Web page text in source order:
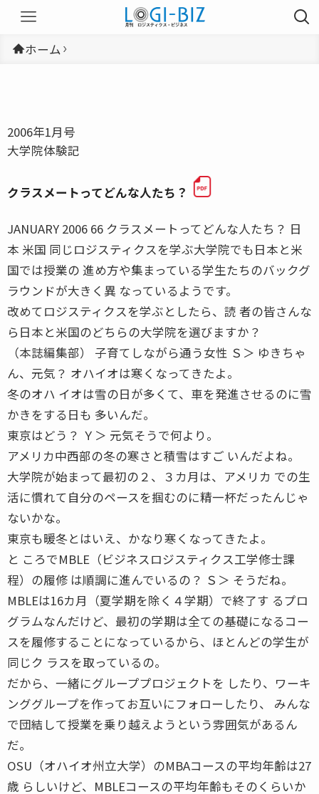
ホーム
2006年1月号
大学院体験記
クラスメートってどんな人たち？
JANUARY 2006 66 クラスメートってどんな人たち？ 日
本 米国 同じロジスティクスを学ぶ大学院でも日本と米
国では授業の 進め方や集まっている学生たちのバックグ
ラウンドが大きく異 なっているようです。
改めてロジスティクスを学ぶとしたら、読 者の皆さんな
ら日本と米国のどちらの大学院を選びますか？
（本誌編集部） 子育てしながら通う女性 Ｓ＞ ゆきちゃ
ん、元気？ オハイオは寒くなってきたよ。
冬のオハ イオは雪の日が多くて、車を発進させるのに雪
かきをする日も 多いんだ。
東京はどう？ Ｙ＞ 元気そうで何より。
アメリカ中西部の冬の寒さと積雪はすご いんだよね。
大学院が始まって最初の２、３カ月は、アメリカ での生
活に慣れて自分のペースを掴むのに精一杯だったんじゃ
ないかな。
東京も暖冬とはいえ、かなり寒くなってきたよ。
と ころでMBLE（ビジネスロジスティクス工学修士課
程）の履修 は順調に進んでいるの？ Ｓ＞ そうだね。
MBLEは16カ月（夏学期を除く４学期）で終了す るプロ
グラムなんだけど、最初の学期は全ての基礎になるコー
スを履修することになっているから、ほとんどの学生が
同じク ラスを取っているの。
だから、一緒にグループプロジェクトを したり、ワーキ
ンググループを作ってお互いにフォローしたり、 みんな
で団結して授業を乗り越えようという雰囲気があるん
だ。
OSU（オハイオ州立大学）のMBAコースの平均年齢は27
歳 らしいけど、MBLEコースの平均年齢もそのくらいか